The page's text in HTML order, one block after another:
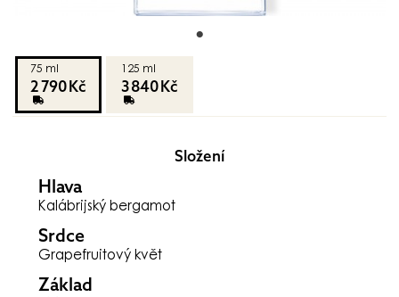
75 ml
2 790 Kč
125 ml
3 840 Kč
Složení
Hlava
Kalábrijský bergamot
Srdce
Grapefruitový květ
Základ